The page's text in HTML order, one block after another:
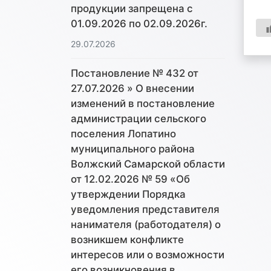
продукции запрещена с
01.09.2026 по 02.09.2026г.
29.07.2026
Постановление № 432 от
27.07.2026 » О внесении
изменений в постановление
администрации сельского
поселения Лопатино
муниципального района
Волжский Самарской области
от 12.02.2026 № 59 «Об
утверждении Порядка
уведомления представителя
нанимателя (работодателя) о
возникшем конфликте
интересов или о возможности